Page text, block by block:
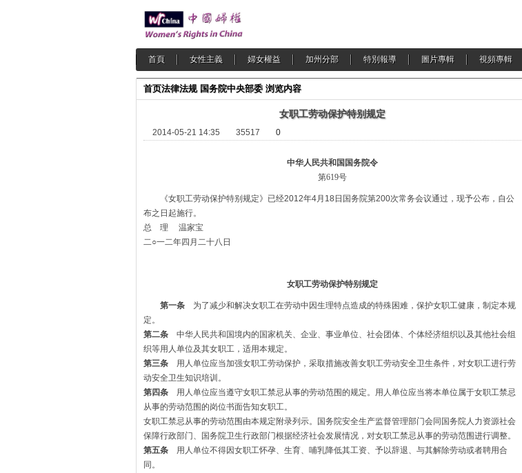
首頁 女性主義 婦女權益 加州分部 特別報導 圖片專輯 視頻專輯
首页法律法规 国务院中央部委 浏览内容
女职工劳动保护特别规定
2014-05-21 14:35 35517 0
中华人民共和国国务院令
第619号
《女职工劳动保护特别规定》已经2012年4月18日国务院第200次常务会议通过，现予公布，自公
布之日起施行。
总 理 温家宝
二○一二年四月二十八日
女职工劳动保护特别规定
第一条 为了减少和解决女职工在劳动中因生理特点造成的特殊困难，保护女职工健康，制定本规
定。
第二条 中华人民共和国境内的国家机关、企业、事业单位、社会团体、个体经济组织以及其他社会组
织等用人单位及其女职工，适用本规定。
第三条 用人单位应当加强女职工劳动保护，采取措施改善女职工劳动安全卫生条件，对女职工进行劳
动安全卫生知识培训。
第四条 用人单位应当遵守女职工禁忌从事的劳动范围的规定。用人单位应当将本单位属于女职工禁忌
从事的劳动范围的岗位书面告知女职工。
女职工禁忌从事的劳动范围由本规定附录列示。国务院安全生产监督管理部门会同国务院人力资源社会
保障行政部门、国务院卫生行政部门根据经济社会发展情况，对女职工禁忌从事的劳动范围进行调整。
第五条 用人单位不得因女职工怀孕、生育、哺乳降低其工资、予以辞退、与其解除劳动或者聘用合
同。